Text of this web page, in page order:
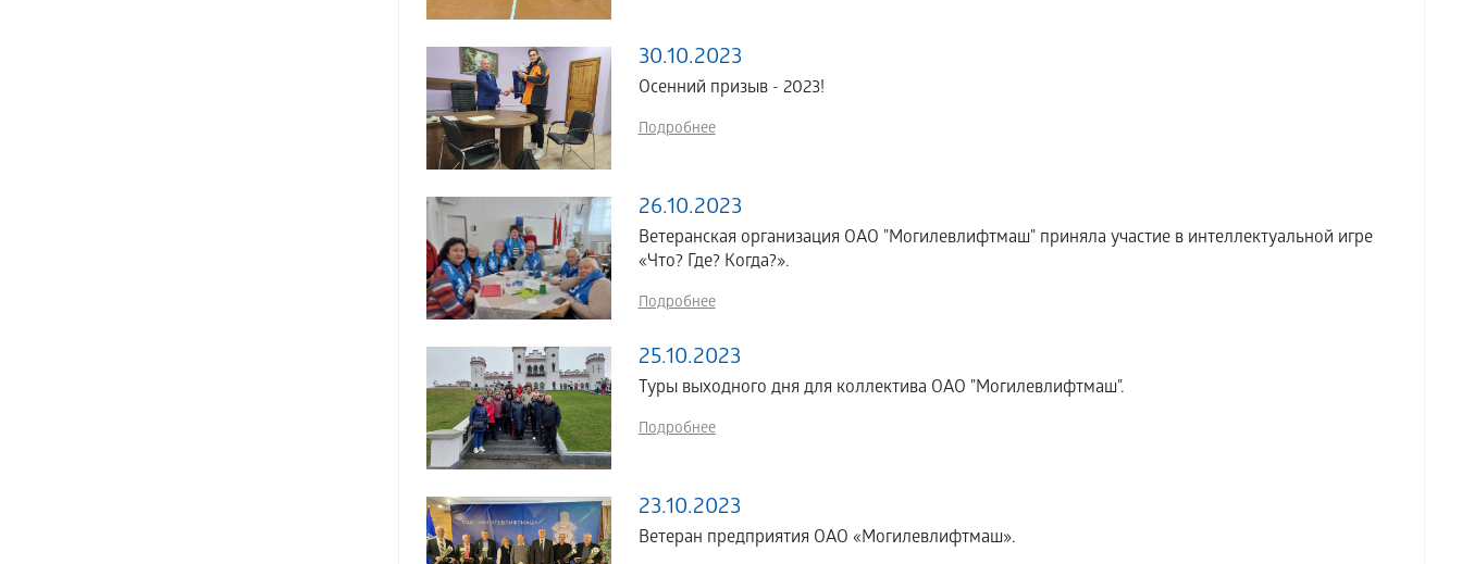
30.10.2023
Осенний призыв - 2023!
Подробнее
26.10.2023
Ветеранская организация ОАО "Могилевлифтмаш" приняла участие в интеллектуальной игре
«Что? Где? Когда?».
Подробнее
25.10.2023
Туры выходного дня для коллектива ОАО "Могилевлифтмаш".
Подробнее
23.10.2023
Ветеран предприятия ОАО «Могилевлифтмаш».